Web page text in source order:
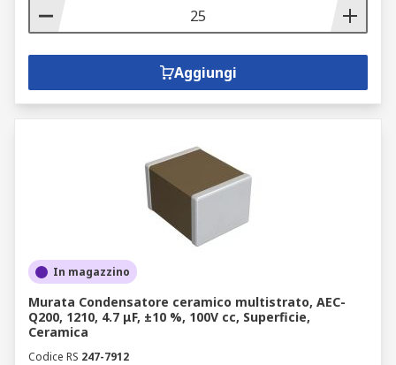
Aggiungi
In magazzino
Murata Condensatore ceramico multistrato, AEC-
Q200, 1210, 4.7 μF, ±10 %, 100V cc, Superficie,
Ceramica
Codice RS 247-7912